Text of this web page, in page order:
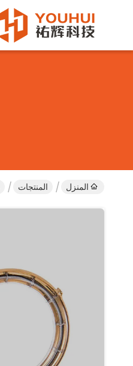
المنزل المنتجات